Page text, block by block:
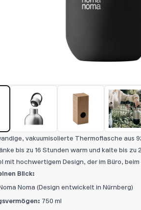
vakuumisolierte Thermoflasche aus
bis zu 16 Stunden warm und kalte bis zu
mit hochwertigem Design, der im Büro,
Blick:
Noma (Design entwickelt in Nürnberg)
750 ml